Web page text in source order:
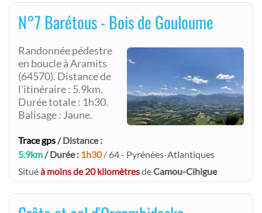
N°7 Barétous - Bois de Gouloume
Randonnée pédestre
en boucle à Aramits
(64570). Distance de
l'itinéraire : 5.9km.
Durée totale : 1h30.
Balisage : Jaune.
Trace gps/ Distance :
5.9km/ Durée : 1h30/ 64 - Pyrénées-Atlantiques
Situéà moins de 20 kilomètresdeCamou-Cihigue